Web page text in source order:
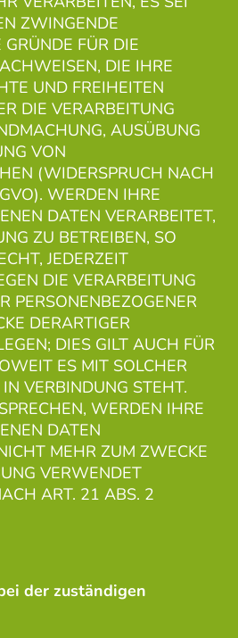
ZWINGENDE
FÜR DIE
DIE IHRE
UND FREIHEITEN
DIE VERARBEITUNG
AUSÜBUNG
VON
(WIDERSPRUCH NACH
WERDEN IHRE
DATEN VERARBEITET,
ZU BETREIBEN, SO
JEDERZEIT
DIE VERARBEITUNG
PERSONENBEZOGENER
DERARTIGER
DIES GILT AUCH FÜR
ES MIT SOLCHER
VERBINDUNG STEHT.
WERDEN IHRE
DATEN
MEHR ZUM ZWECKE
VERWENDET
ART. 21 ABS. 2
der zuständigen